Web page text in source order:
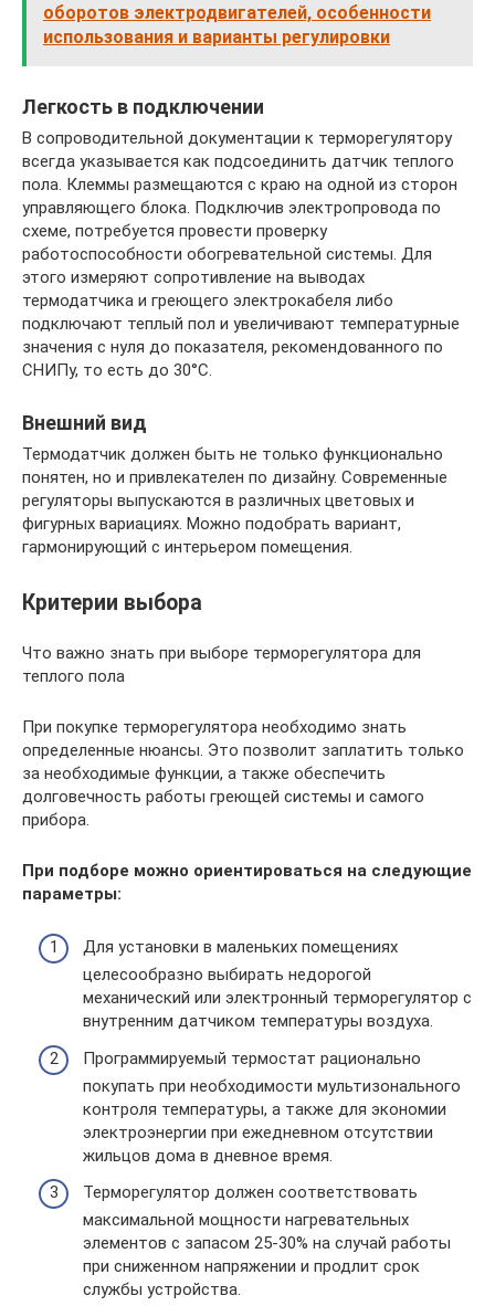
оборотов электродвигателей, особенности
использования и варианты регулировки
Легкость в подключении
В сопроводительной документации к терморегулятору
всегда указывается как подсоединить датчик теплого
пола. Клеммы размещаются с краю на одной из сторон
управляющего блока. Подключив электропровода по
схеме, потребуется провести проверку
работоспособности обогревательной системы. Для
этого измеряют сопротивление на выводах
термодатчика и греющего электрокабеля либо
подключают теплый пол и увеличивают температурные
значения с нуля до показателя, рекомендованного по
СНИПу, то есть до 30°C.
Внешний вид
Термодатчик должен быть не только функционально
понятен, но и привлекателен по дизайну. Современные
регуляторы выпускаются в различных цветовых и
фигурных вариациях. Можно подобрать вариант,
гармонирующий с интерьером помещения.
Критерии выбора
Что важно знать при выборе терморегулятора для
теплого пола
При покупке терморегулятора необходимо знать
определенные нюансы. Это позволит заплатить только
за необходимые функции, а также обеспечить
долговечность работы греющей системы и самого
прибора.
При подборе можно ориентироваться на следующие
параметры:
Для установки в маленьких помещениях
целесообразно выбирать недорогой
механический или электронный терморегулятор с
внутренним датчиком температуры воздуха.
Программируемый термостат рационально
покупать при необходимости мультизонального
контроля температуры, а также для экономии
электроэнергии при ежедневном отсутствии
жильцов дома в дневное время.
Терморегулятор должен соответствовать
максимальной мощности нагревательных
элементов с запасом 25-30% на случай работы
при сниженном напряжении и продлит срок
службы устройства.